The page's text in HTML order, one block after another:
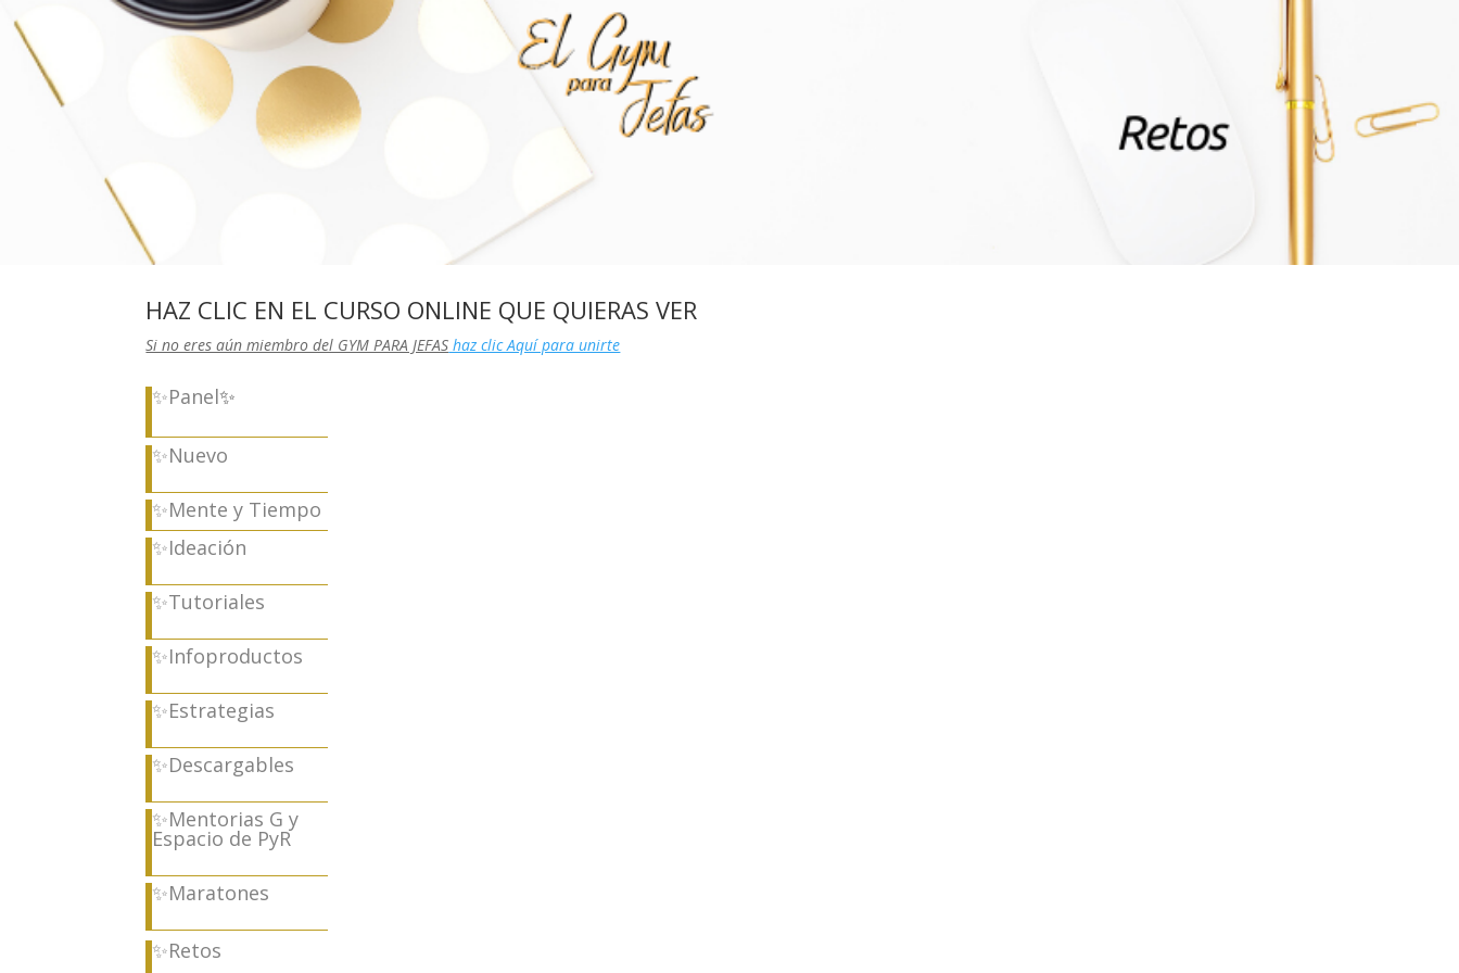
HAZ CLIC EN EL CURSO ONLINE QUE QUIERAS VER
Si no eres aún miembro del GYM PARA JEFAS haz clic Aquí para unirte
✨Panel✨
✨Nuevo
✨Mente y Tiempo
✨Ideación
✨Tutoriales
✨Infoproductos
✨Estrategias
✨Descargables
✨Mentorias G y
Espacio de PyR
✨Maratones
✨Retos